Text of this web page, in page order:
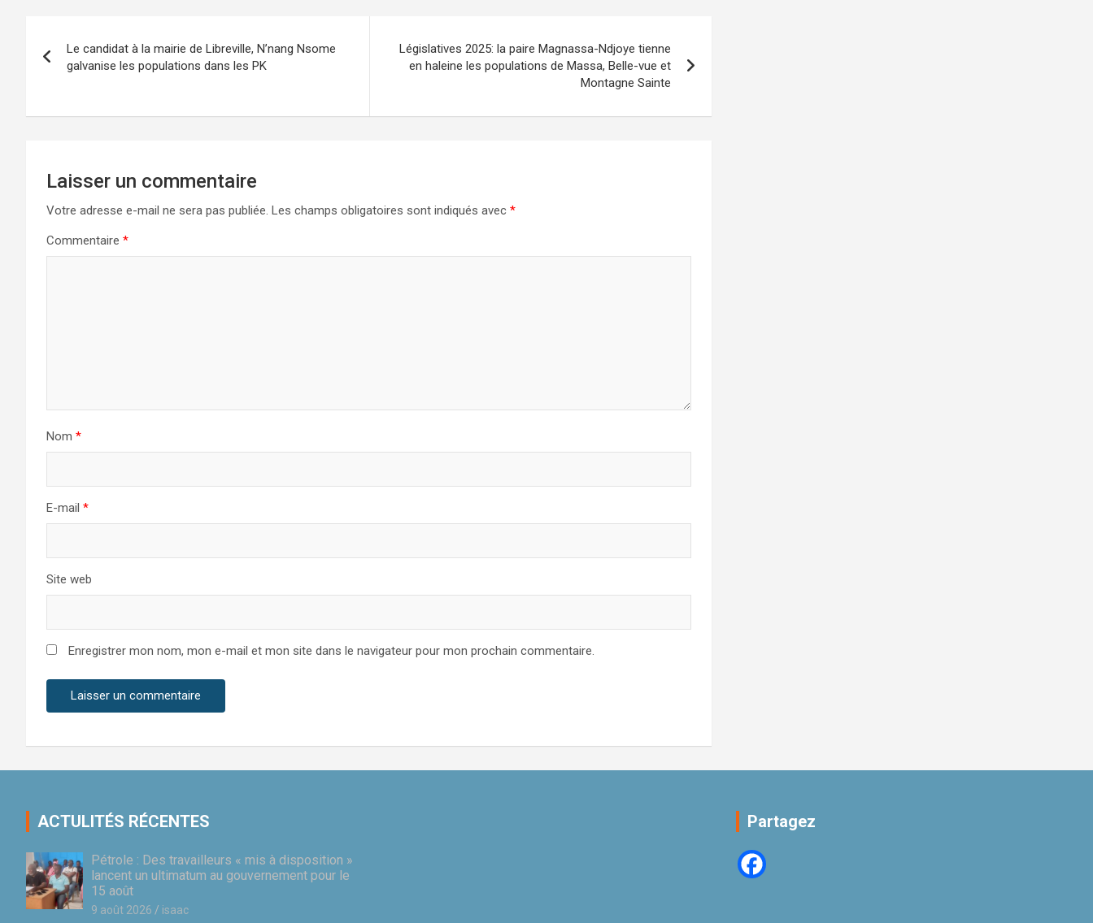
de
Le candidat à la mairie de Libreville, N’nang Nsome
galvanise les populations dans les PK
Législatives 2025: la paire Magnassa-Ndjoye tienne
en haleine les populations de Massa, Belle-vue et
Montagne Sainte
Laisser un commentaire
Votre adresse e-mail ne sera pas publiée. Les champs obligatoires sont indiqués avec *
Commentaire *
Nom *
E-mail *
Site web
Enregistrer mon nom, mon e-mail et mon site dans le navigateur pour mon prochain commentaire.
ACTULITÉS RÉCENTES
Pétrole : Des travailleurs « mis à disposition »
lancent un ultimatum au gouvernement pour le
15 août
9 août 2026 isaac
Partagez